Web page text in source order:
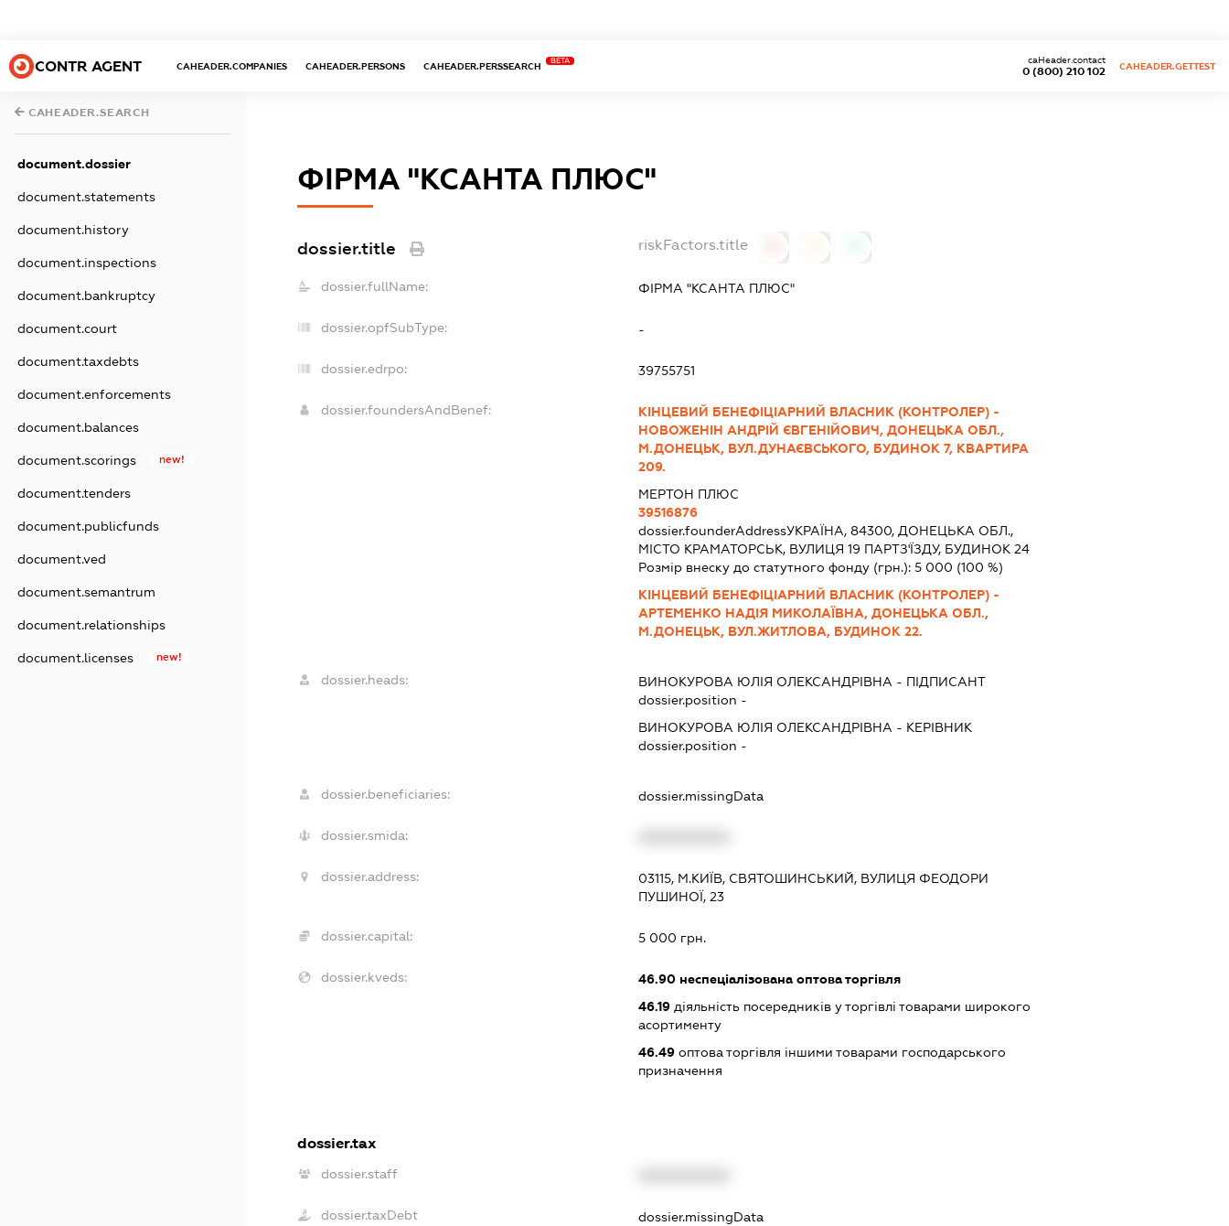
CONTR AGENT CAHEADER.COMPANIES CAHEADER.PERSONS CAHEADER.PERSSEARCH
BETA
0 (800) 210 102
caHeader.contact
CAHEADER.GETTEST
CAHEADER.SEARCH
document.dossier
document.statements
document.history
document.inspections
document.bankruptcy
document.court
document.taxdebts
document.enforcements
document.balances
document.scorings new!
document.tenders
document.publicfunds
document.ved
document.semantrum
document.relationships
document.licenses new!
ФІРМА "КСАНТА ПЛЮС"
dossier.title riskFactors.title
dossier.fullName: ФІРМА "КСАНТА ПЛЮС"
dossier.opfSubType: -
dossier.edrpo: 39755751
dossier.foundersAndBenef:
КІНЦЕВИЙ БЕНЕФІЦІАРНИЙ ВЛАСНИК (КОНТРОЛЕР) -
НОВОЖЕНІН АНДРІЙ ЄВГЕНІЙОВИЧ, ДОНЕЦЬКА ОБЛ.,
М.ДОНЕЦЬК, ВУЛ.ДУНАЄВСЬКОГО, БУДИНОК 7, КВАРТИРА
209.
МЕРТОН ПЛЮС
39516876
dossier.founderAddressУКРАЇНА, 84300, ДОНЕЦЬКА ОБЛ.,
МІСТО КРАМАТОРСЬК, ВУЛИЦЯ 19 ПАРТЗ'ЇЗДУ, БУДИНОК 24
Розмір внеску до статутного фонду (грн.): 5 000 (100 %)
КІНЦЕВИЙ БЕНЕФІЦІАРНИЙ ВЛАСНИК (КОНТРОЛЕР) -
АРТЕМЕНКО НАДІЯ МИКОЛАЇВНА, ДОНЕЦЬКА ОБЛ.,
М.ДОНЕЦЬК, ВУЛ.ЖИТЛОВА, БУДИНОК 22.
dossier.heads: ВИНОКУРОВА ЮЛІЯ ОЛЕКСАНДРІВНА - ПІДПИСАНТ
dossier.position -
ВИНОКУРОВА ЮЛІЯ ОЛЕКСАНДРІВНА - КЕРІВНИК
dossier.position -
dossier.beneficiaries: dossier.missingData
dossier.smida:
dossier.address:
03115, М.КИЇВ, СВЯТОШИНСЬКИЙ, ВУЛИЦЯ ФЕОДОРИ
ПУШИНОЇ, 23
dossier.capital: 5 000 грн.
dossier.kveds: 46.90неспеціалізована оптова торгівля
46.19діяльність посередників у торгівлі товарами широкого
асортименту
46.49оптова торгівля іншими товарами господарського
призначення
dossier.tax
dossier.staff
dossier.taxDebt dossier.missingData